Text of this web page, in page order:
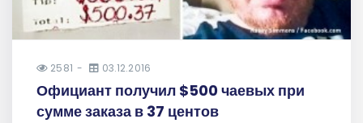
2581 03.12.2016
Официант получил $500 чаевых при
сумме заказа в 37 центов